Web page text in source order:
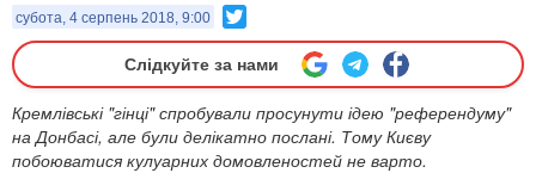
субота, 4 серпень 2018, 9:00
Слідкуйте за нами
Кремлівські "гінці" спробували просунути ідею "референдуму"
на Донбасі, але були делікатно послані. Тому Києву
побоюватися кулуарних домовленостей не варто.